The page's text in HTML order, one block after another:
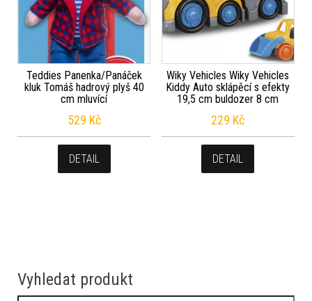
Teddies Panenka/Panáček
kluk Tomáš hadrový plyš 40
cm mluvící
529 Kč
DETAIL
Wiky Vehicles Wiky Vehicles
Kiddy Auto sklápěcí s efekty
19,5 cm buldozer 8 cm
229 Kč
DETAIL
Vyhledat produkt